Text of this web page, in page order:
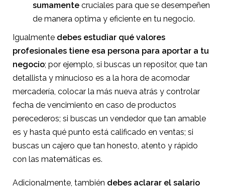
sumamente cruciales para que se desempeñen
de manera optima y eficiente en tu negocio.
Igualmente debes estudiar qué valores
profesionales tiene esa persona para aportar a tu
negocio; por ejemplo, si buscas un repositor, que tan
detallista y minucioso es a la hora de acomodar
mercadería, colocar la más nueva atrás y controlar
fecha de vencimiento en caso de productos
perecederos; si buscas un vendedor que tan amable
es y hasta qué punto está calificado en ventas; si
buscas un cajero que tan honesto, atento y rápido
con las matemáticas es.
Adicionalmente, también debes aclarar el salario